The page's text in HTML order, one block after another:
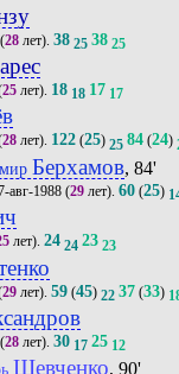
28лет). 38 25 38 25
25лет). 18 18 17 17
28лет). 122(25) 25 84(24)
Берхамов, 84'
авг-1988 (29 лет).60 (25)
лет). 24 24 23 23
29лет). 59(45) 22 37(33)
28лет). 30 17 25 12
Шевченко, 90'